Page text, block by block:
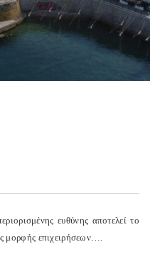
ευθύνης αποτελεί το
μορφής επιχειρήσεων….